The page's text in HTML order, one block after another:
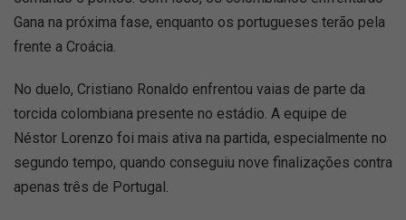
Gana na próxima fase, enquanto os portugueses terão pela
frente a Croácia.
No duelo, Cristiano Ronaldo enfrentou vaias de parte da
torcida colombiana presente no estádio. A equipe de
Néstor Lorenzo foi mais ativa na partida, especialmente no
segundo tempo, quando conseguiu nove finalizações contra
apenas três de Portugal.